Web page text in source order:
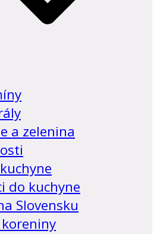
a zelenina
do kuchyne
Slovensku